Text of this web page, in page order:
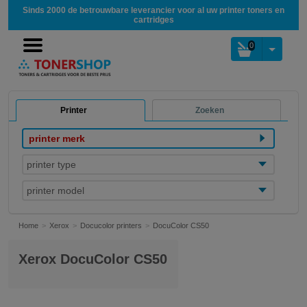
Sinds 2000 de betrouwbare leverancier voor al uw printer toners en
cartridges
0
Printer Zoeken
printer merk
printer type
printer model
Home Xerox Docucolor printers DocuColor CS50
Xerox DocuColor CS50